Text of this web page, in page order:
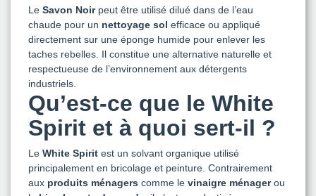
Le Savon Noirpeut être utilisé dilué dans de l’eau
chaude pour un nettoyage sol efficace ou appliqué
directement sur une éponge humide pour enlever les
taches rebelles. Il constitue une alternative naturelle et
respectueuse de l’environnement aux détergents
industriels.
Qu’est-ce que le White
Spirit et à quoi sert-il ?
Le White Spirit est un solvant organique utilisé
principalement en bricolage et peinture. Contrairement
aux produits ménagers comme le vinaigre ménagerou